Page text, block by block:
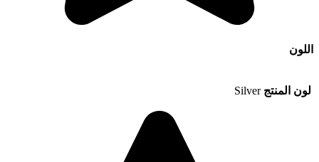
اللون
لون المنتج Silver